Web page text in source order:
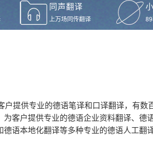
同声翻译
上万场同传翻译
提供专业的德语笔译和口译翻译，有数
客户提供专业的德语企业资料翻译、德
语本地化翻译等多种专业的德语人工翻